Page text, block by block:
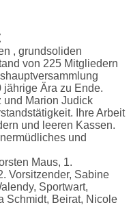
, grundsoliden
von 225 Mitgliedern
jährige Ära zu Ende.
und Marion Judick
Ihre Arbeit
und leeren Kassen.
und
Maus, 1.
Vorsitzender, Sabine
Sportwart,
Schmidt, Beirat, Nicole